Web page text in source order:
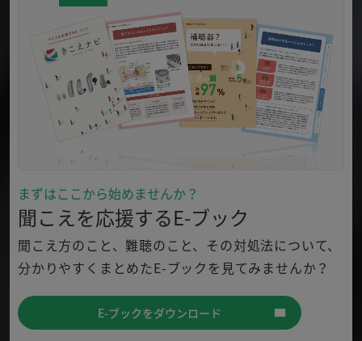
まずはここから始めませんか？
聞こえを応援するE-ブック
聞こえ方のこと、難聴のこと、その対処法について、
分かりやすくまとめたE-ブックを見てみませんか？
E-ブックをダウンロード